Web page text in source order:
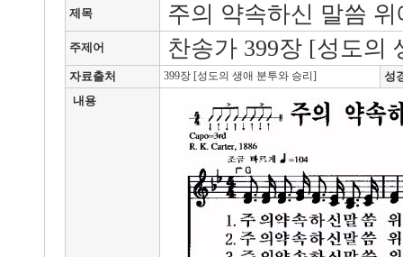
제목 주의 약속하신 말씀 위
주제어 찬송가 399장 [성도의
자료출처 399장 [성도의 생애 분투와 승리]
성
내용